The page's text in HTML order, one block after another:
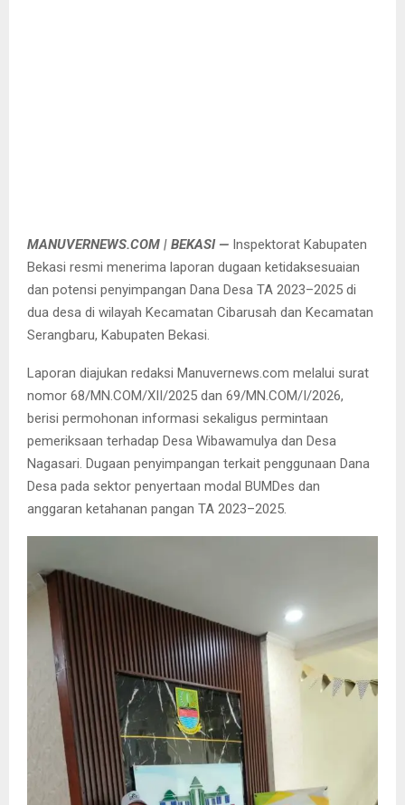
MANUVERNEWS.COM | BEKASI — Inspektorat Kabupaten
Bekasi resmi menerima laporan dugaan ketidaksesuaian
dan potensi penyimpangan Dana Desa TA 2023–2025 di
dua desa di wilayah Kecamatan Cibarusah dan Kecamatan
Serangbaru, Kabupaten Bekasi.
Laporan diajukan redaksi Manuvernews.com melalui surat
nomor 68/MN.COM/XII/2025 dan 69/MN.COM/I/2026,
berisi permohonan informasi sekaligus permintaan
pemeriksaan terhadap Desa Wibawamulya dan Desa
Nagasari. Dugaan penyimpangan terkait penggunaan Dana
Desa pada sektor penyertaan modal BUMDes dan
anggaran ketahanan pangan TA 2023–2025.